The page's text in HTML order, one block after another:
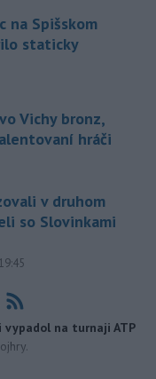
na Spišskom
staticky
Vichy bronz,
hráči
v druhom
so Slovinkami
na turnaji ATP